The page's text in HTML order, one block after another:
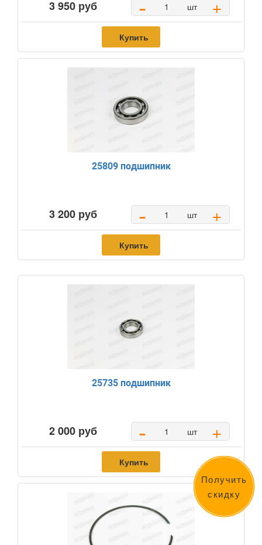
Получить
скидку
3 950 руб шт +
Купить
25809 подшипник
3 200 руб - шт +
Купить
25735 подшипник
2 000 руб - шт +
Купить